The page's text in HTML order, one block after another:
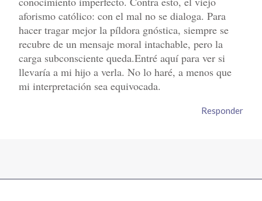
aforismo católico: con el mal no se dialoga. Para
hacer tragar mejor la píldora gnóstica, siempre se
recubre de un mensaje moral intachable, pero la
carga subconsciente queda.Entré aquí para ver si
llevaría a mi hijo a verla. No lo haré, a menos que
mi interpretación sea equivocada.
Responder